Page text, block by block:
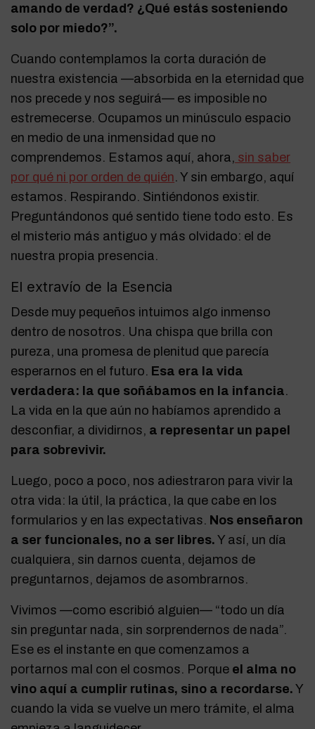
amando de verdad? ¿Qué estás sosteniendo
solo por miedo?”.
Cuando contemplamos la corta duración de
nuestra existencia —absorbida en la eternidad que
nos precede y nos seguirá— es imposible no
estremecerse. Ocupamos un minúsculo espacio
en medio de una inmensidad que no
comprendemos. Estamos aquí, ahora, sin saber
por qué ni por orden de quién. Y sin embargo, aquí
estamos. Respirando. Sintiéndonos existir.
Preguntándonos qué sentido tiene todo esto. Es
el misterio más antiguo y más olvidado: el de
nuestra propia presencia.
El extravío de la Esencia
Desde muy pequeños intuimos algo inmenso
dentro de nosotros. Una chispa que brilla con
pureza, una promesa de plenitud que parecía
esperarnos en el futuro. Esa era la vida
verdadera: la que soñábamos en la infancia.
La vida en la que aún no habíamos aprendido a
desconfiar, a dividirnos, a representar un papel
para sobrevivir.
Luego, poco a poco, nos adiestraron para vivir la
otra vida: la útil, la práctica, la que cabe en los
formularios y en las expectativas. Nos enseñaron
a ser funcionales, no a ser libres. Y así, un día
cualquiera, sin darnos cuenta, dejamos de
preguntarnos, dejamos de asombrarnos.
Vivimos —como escribió alguien— “todo un día
sin preguntar nada, sin sorprendernos de nada”.
Ese es el instante en que comenzamos a
portarnos mal con el cosmos. Porque el alma no
vino aquí a cumplir rutinas, sino a recordarse. Y
cuando la vida se vuelve un mero trámite, el alma